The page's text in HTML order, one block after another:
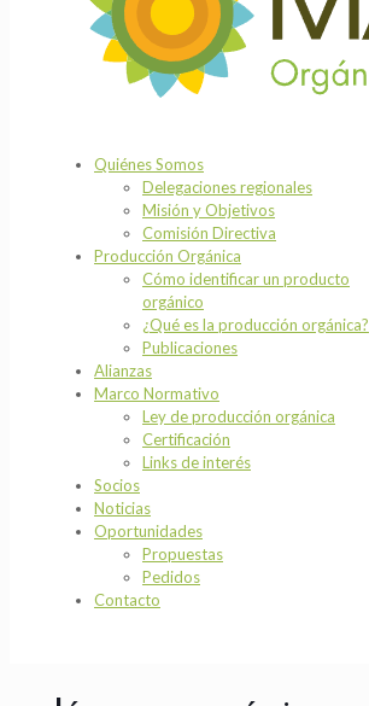
Quiénes Somos
Delegaciones regionales
Misión y Objetivos
Comisión Directiva
Producción Orgánica
Cómo identificar un producto
orgánico
¿Qué es la producción orgánica?
Publicaciones
Alianzas
Marco Normativo
Ley de producción orgánica
Certificación
Links de interés
Socios
Noticias
Oportunidades
Propuestas
Pedidos
Contacto